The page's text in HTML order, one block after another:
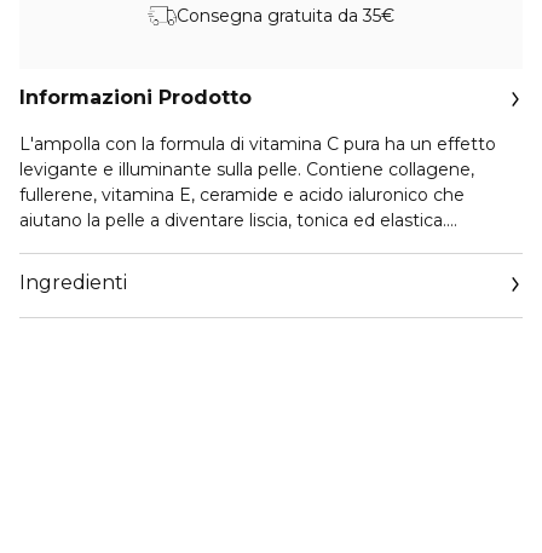
Consegna gratuita da 35€
Informazioni Prodotto
L'ampolla con la formula di vitamina C pura ha un effetto
levigante e illuminante sulla pelle. Contiene collagene,
fullerene, vitamina E, ceramide e acido ialuronico che
aiutano la pelle a diventare liscia, tonica ed elastica.
per combattere l'iperpigmentazione. COME USARE: 1.
Esegui un’erogazione e agita bene per mescolare la
polvere di vitamina C e le formule liquide.2. Esegui una o
Ingredienti